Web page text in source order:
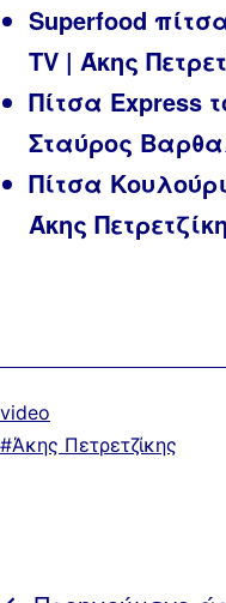
Superfood
TV | Άκης
Πίτσα Express
Σταύρος
Πίτσα
Άκης
Κατηγοριοποιημένα
ως
video
ΜεΆκης Πετρετζίκης